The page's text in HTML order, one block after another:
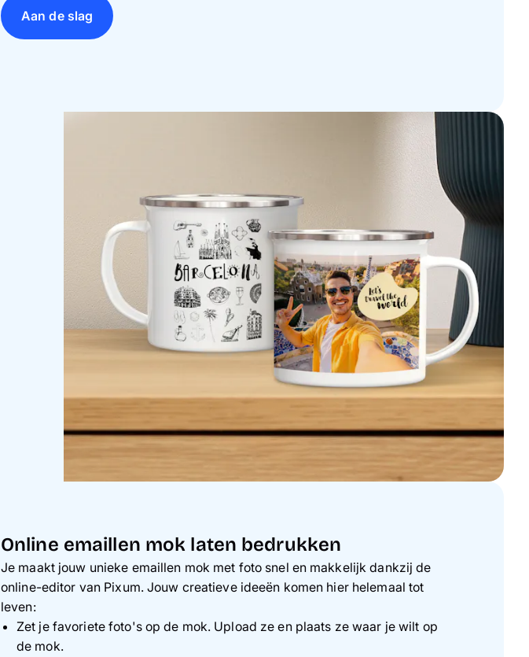
Aan de slag
Online emaillen mok laten bedrukken
Je maakt jouw unieke emaillen mok met foto snel en makkelijk dankzij de
online-editor van Pixum. Jouw creatieve ideeën komen hier helemaal tot
leven:
Zet je favoriete foto's op de mok. Upload ze en plaats ze waar je wilt op
de mok.